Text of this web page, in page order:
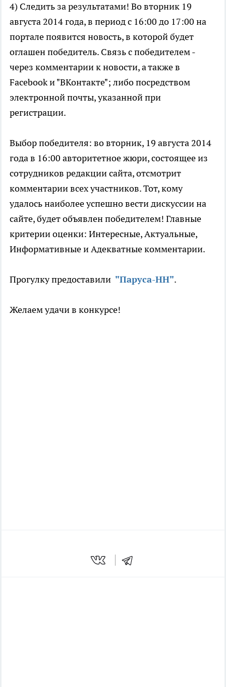
4) Следить за результатами! Во вторник 19
августа 2014 года, в период с 16:00 до 17:00 на
портале появится новость, в которой будет
оглашен победитель. Связь с победителем -
через комментарии к новости, а также в
Facebook и "ВКонтакте"; либо посредством
электронной почты, указанной при
регистрации.
Выбор победителя: во вторник, 19 августа 2014
года в 16:00 авторитетное жюри, состоящее из
сотрудников редакции сайта, отсмотрит
комментарии всех участников. Тот, кому
удалось наиболее успешно вести дискуссии на
сайте, будет объявлен победителем! Главные
критерии оценки: Интересные, Актуальные,
Информативные и Адекватные комментарии.
Прогулку предоставили "Паруса-НН".
Желаем удачи в конкурсе!